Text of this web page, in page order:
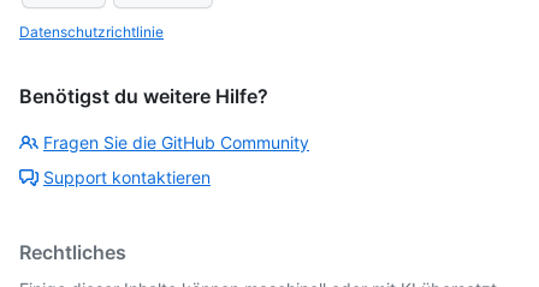
Datenschutzrichtlinie
Benötigst du weitere Hilfe?
Fragen Sie die GitHub Community
Support kontaktieren
Rechtliches